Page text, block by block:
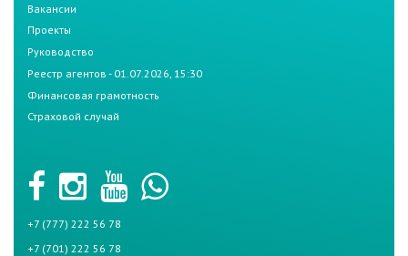
Вакансии
Проекты
Руководство
Реестр агентов - 01.07.2026, 15:30
Финансовая грамотность
Страховой случай
+7 (777) 222 56 78
+7 (701) 222 56 78